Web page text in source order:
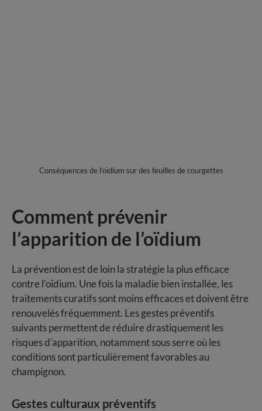
Conséquences de l’oïdium sur des feuilles de courgettes
Comment prévenir
l’apparition de l’oïdium
La prévention est de loin la stratégie la plus efficace
contre l’oïdium. Une fois la maladie bien installée, les
traitements curatifs sont moins efficaces et doivent être
renouvelés fréquemment. Les gestes préventifs
suivants permettent de réduire drastiquement les
risques d’apparition, notamment sous serre où les
conditions sont particulièrement favorables au
champignon.
Gestes culturaux préventifs